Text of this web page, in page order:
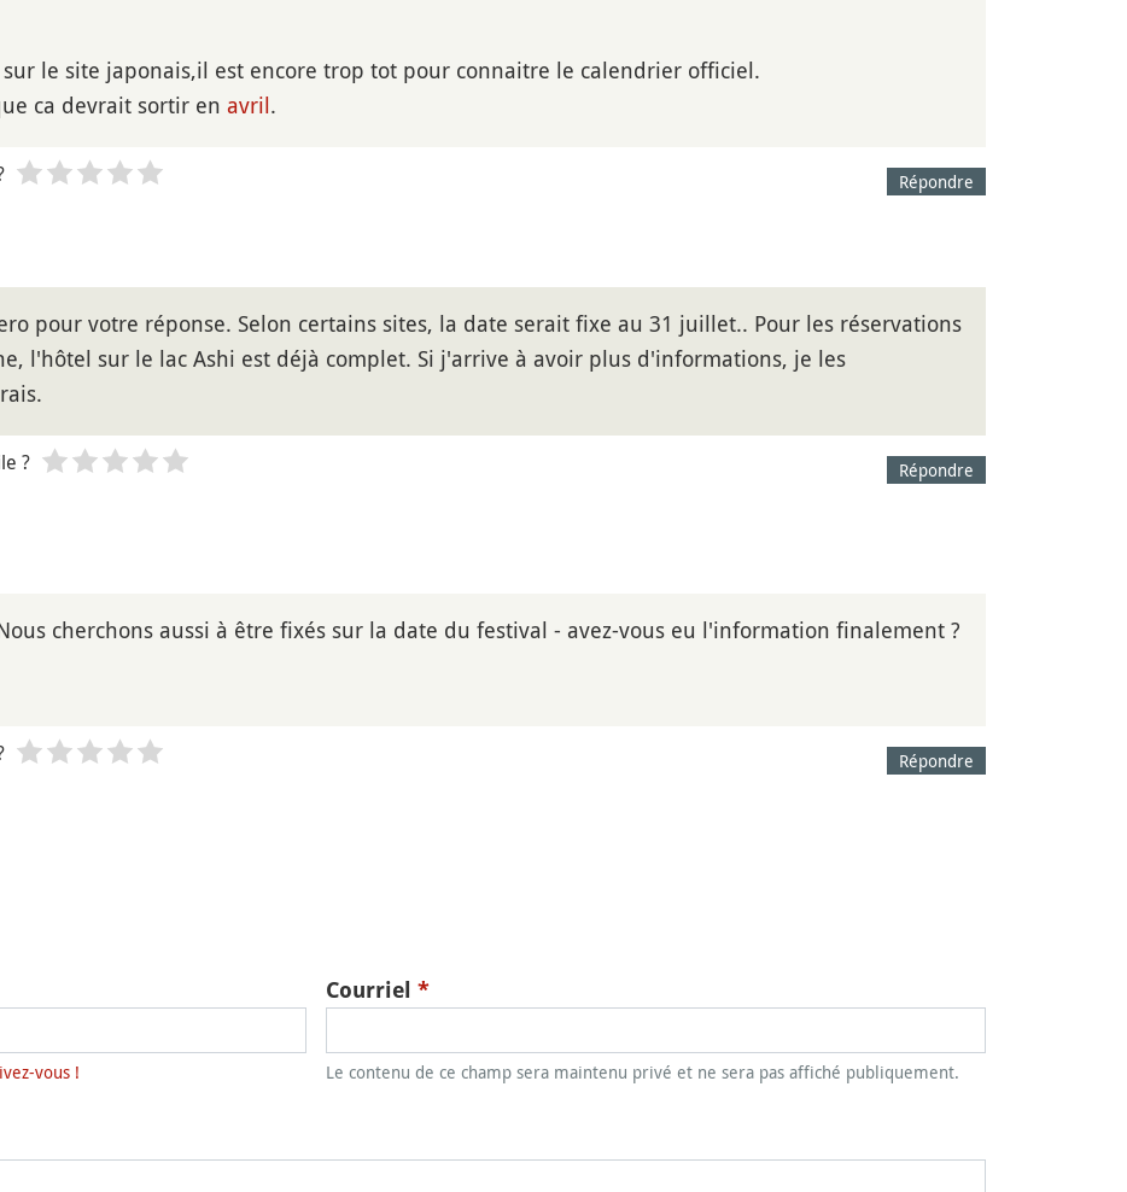
le site japonais,il est encore trop tot pour connaitre le calendrier officiel.
ca devrait sortir en avril.
Répondre
pour votre réponse. Selon certains sites, la date serait fixe au 31 juillet.. Pour les réservations
l'hôtel sur le lac Ashi est déjà complet. Si j'arrive à avoir plus d'informations, je les
Répondre
?
cherchons aussi à être fixés sur la date du festival - avez-vous eu l'information finalement ?
Répondre
vous !
Courriel *
Le contenu de ce champ sera maintenu privé et ne sera pas affiché publiquement.